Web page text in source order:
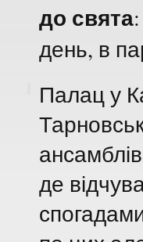
до свята
день, в
Палац у
де